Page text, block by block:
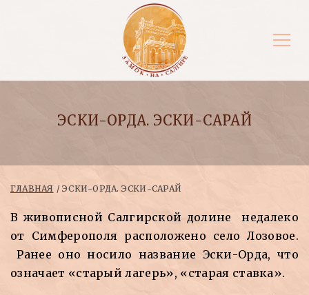
ЭСКИ-ОРДА. ЭСКИ-САРАЙ
ГЛАВНАЯ ЭСКИ-ОРДА. ЭСКИ-САРАЙ
В живописной Салгирской долине недалеко
от Симферополя расположено село Лозовое.
Ранее оно носило название Эски-Орда, что
означает «старый лагерь», «старая ставка».